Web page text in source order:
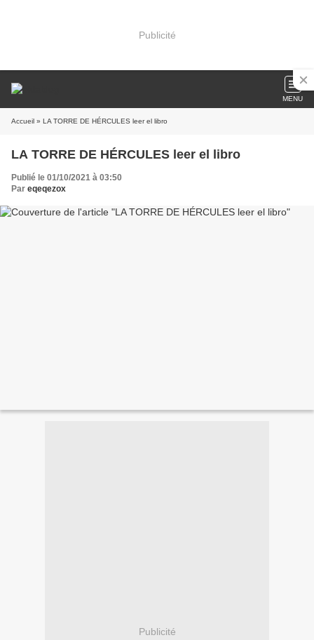
Publicité
MENU
Accueil » LA TORRE DE HÉRCULES leer el libro
LA TORRE DE HÉRCULES leer el libro
Publié le 01/10/2021 à 03:50
Par eqeqezox
Publicité